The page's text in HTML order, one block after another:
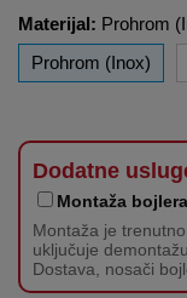
Materijal: Prohrom
Prohrom (Inox)
Dodatne
Montaža
Montaža je
uključuje
Dostava, nosači